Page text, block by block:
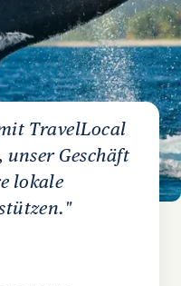
TravelLocal
Geschäft
lokale